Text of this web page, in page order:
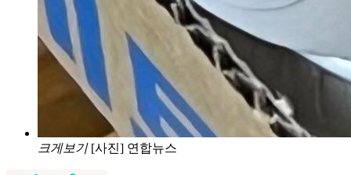
크게보기 [사진] 연합뉴스